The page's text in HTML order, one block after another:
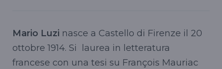
Mario Luzi nasce a Castello di Firenze il 20
ottobre 1914. Si laurea in letteratura
francese con una tesi su François Mauriac